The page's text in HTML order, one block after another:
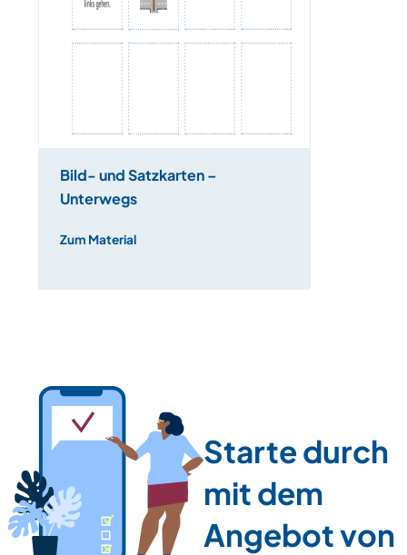
Bild- und Satzkarten –
Unterwegs
Zum Material
Starte durch
mit dem
Angebot von